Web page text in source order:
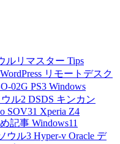
ルリマスター Tips
WordPress リモートデスク
02G PS3 Windows
ル2 DSDS キンカン
SOV31 Xperia Z4
記事 Windows11
ウル3 Hyper-v Oracle デ